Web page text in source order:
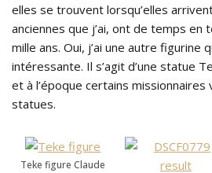
elles se trouvent lorsqu’elles
anciennes que j’ai, ont de temps en
mille ans. Oui, j’ai une autre figurine
intéressante. Il s’agit d’une statue
et à l’époque certains missionnaires
statues.
Teke figure Claude